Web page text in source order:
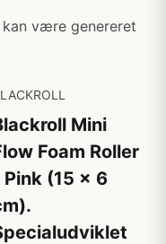
være genereret
Mini
Foam Roller
Pink (15 x 6